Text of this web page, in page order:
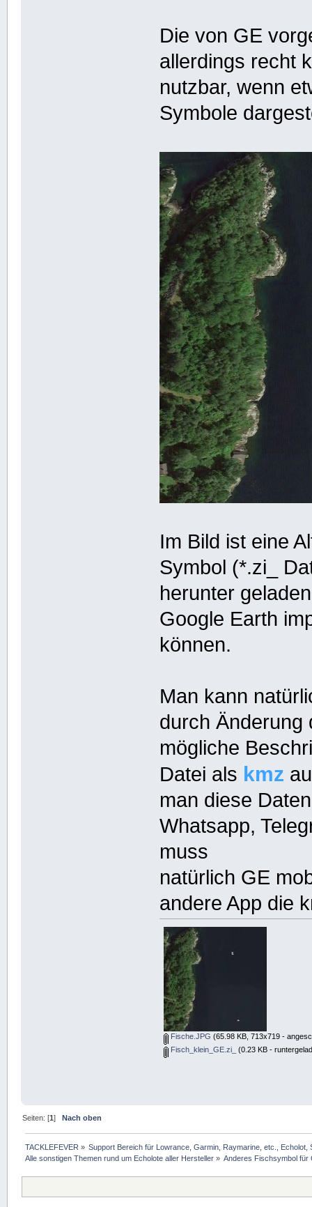
Die von GE
allerdings recht
nutzbar, wenn
Symbole
Im Bild ist eine
Symbol (*.zi_
herunter
Google Earth
können.
Man kann
durch Änderung
mögliche
Datei als kmz
man diese
Whatsapp,
muss
natürlich GE
andere App die
Fische.JPG (65.98 KB, 713x719 -
Fisch_klein_GE.zi_
(0.23 KB -
Seiten: [1] Nach oben
TACKLEFEVER » Support Bereich für Lowrance, Garmin, Raymarine, etc.,
Alle sonstigen Themen rund um Echolote aller Hersteller » Anderes Fischsymbol für